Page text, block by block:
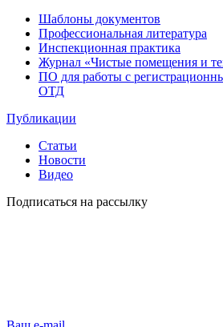
Шаблоны документов
Профессиональная литература
Инспекционная практика
Журнал «Чистые помещения и
ПО для работы с
ОТД
Публикации
Статьи
Новости
Видео
Подписаться на рассылку